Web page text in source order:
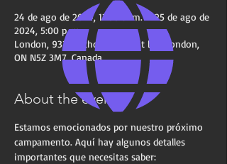
24 de ago de 2024, 11:00 a. m. – 25 de ago de
2024, 5:00 p. m.
London, 931 Leathorne St unit b c, London,
ON N5Z 3M7, Canada
About the event
Estamos emocionados por nuestro próximo
campamento. Aquí hay algunos detalles
importantes que necesitas saber: